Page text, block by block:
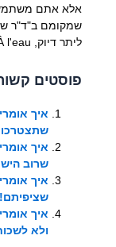
אלא אתם
שמקומם ב"ד"ר
ליתר דיוק, l'eau!
פוסטים
איך
שתצטרכו
איך
שרוב
איך
שציפיתם!
איך
ולא